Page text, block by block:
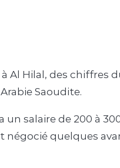
Al Hilal, des chiffres
Saoudite.
salaire de 200 à
négocié quelques